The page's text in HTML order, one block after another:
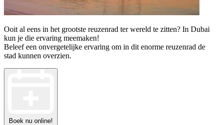
Ooit al eens in het grootste reuzenrad ter wereld te zitten? In Dubai
kun je die ervaring meemaken!
Beleef een onvergetelijke ervaring om in dit enorme reuzenrad de
stad kunnen overzien.
Boek nu online!